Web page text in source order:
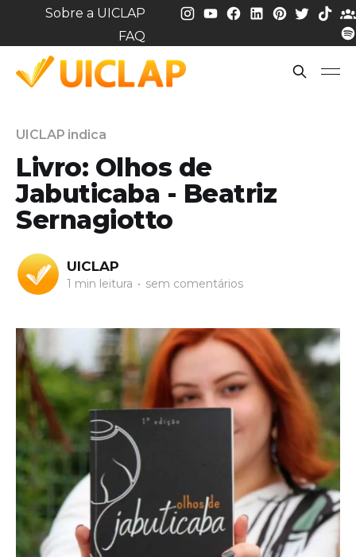
Sobre a UICLAP
FAQ
UICLAP indica
Livro: Olhos de
Jabuticaba - Beatriz
Sernagiotto
UICLAP
1 min leitura • sem comentários